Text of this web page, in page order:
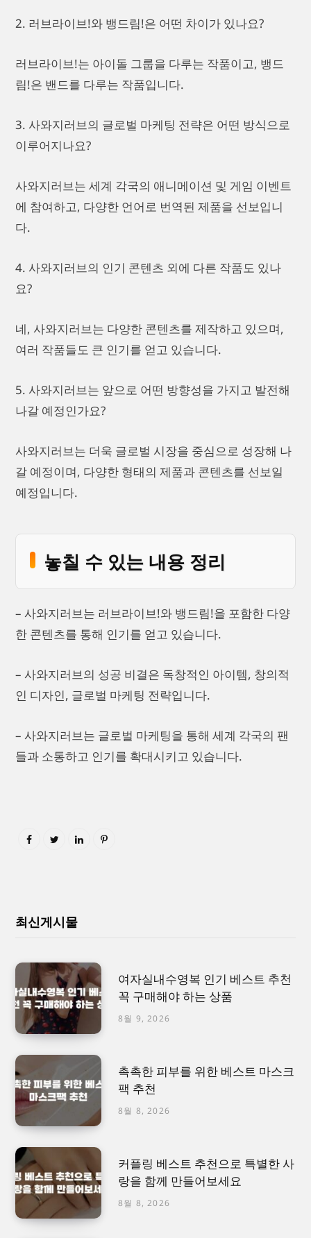
2. 러브라이브!와 뱅드림!은 어떤 차이가 있나요?
러브라이브!는 아이돌 그룹을 다루는 작품이고, 뱅드
림!은 밴드를 다루는 작품입니다.
3. 사와지러브의 글로벌 마케팅 전략은 어떤 방식으로
이루어지나요?
사와지러브는 세계 각국의 애니메이션 및 게임 이벤트
에 참여하고, 다양한 언어로 번역된 제품을 선보입니
다.
4. 사와지러브의 인기 콘텐츠 외에 다른 작품도 있나
요?
네, 사와지러브는 다양한 콘텐츠를 제작하고 있으며,
여러 작품들도 큰 인기를 얻고 있습니다.
5. 사와지러브는 앞으로 어떤 방향성을 가지고 발전해
나갈 예정인가요?
사와지러브는 더욱 글로벌 시장을 중심으로 성장해 나
갈 예정이며, 다양한 형태의 제품과 콘텐츠를 선보일
예정입니다.
놓칠 수 있는 내용 정리
– 사와지러브는 러브라이브!와 뱅드림!을 포함한 다양
한 콘텐츠를 통해 인기를 얻고 있습니다.
– 사와지러브의 성공 비결은 독창적인 아이템, 창의적
인 디자인, 글로벌 마케팅 전략입니다.
– 사와지러브는 글로벌 마케팅을 통해 세계 각국의 팬
들과 소통하고 인기를 확대시키고 있습니다.
최신게시물
여자실내수영복 인기 베스트 추천
꼭 구매해야 하는 상품
8월 9, 2026
촉촉한 피부를 위한 베스트 마스크
팩 추천
8월 8, 2026
커플링 베스트 추천으로 특별한 사
랑을 함께 만들어보세요
8월 8, 2026